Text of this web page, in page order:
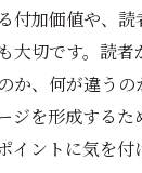
付加価値や、読
大切です。読者
か、何が違うの
ジを形成する
イントに気を